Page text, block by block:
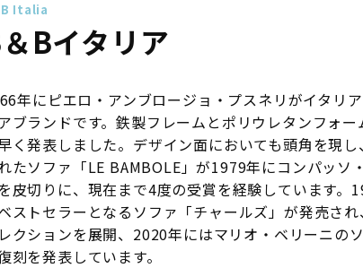
Italia
Bイタリア
年にピエロ・アンブロージョ・プスネリがイタリ
ブランドです。鉄製フレームとポリウレタンフォ
く発表しました。デザイン面においても頭角を現
たソファ「LE BAMBOLE」が1979年にコンパッソ
皮切りに、現在まで4度の受賞を経験しています。
ストセラーとなるソファ「チャールズ」が発売さ
クションを展開、2020年にはマリオ・ベリーニの
刻を発表しています。